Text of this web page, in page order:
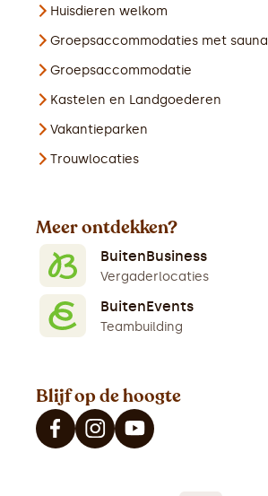
Huisdieren welkom
Groepsaccommodaties met sauna
Groepsaccommodatie
Kastelen en Landgoederen
Vakantieparken
Trouwlocaties
Meer ontdekken?
BuitenBusiness
Vergaderlocaties
BuitenEvents
Teambuilding
Blijf op de hoogte